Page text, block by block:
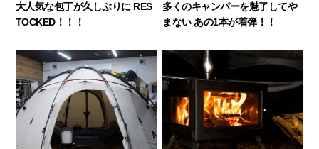
大人気な包丁が久しぶりに RES
TOCKED！！！
多くのキャンパーを魅了してや
まない あの1本が着弾！！